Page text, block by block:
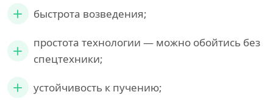
быстрота возведения;
простота технологии — можно обойтись без
спецтехники;
устойчивость к пучению;